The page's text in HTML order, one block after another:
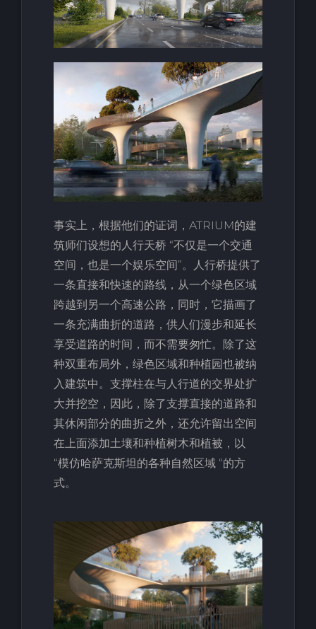
事实上，根据他们的证词，ATRIUM的建
筑师们设想的人行天桥 “不仅是一个交通
空间，也是一个娱乐空间”。人行桥提供了
一条直接和快速的路线，从一个绿色区域
跨越到另一个高速公路，同时，它描画了
一条充满曲折的道路，供人们漫步和延长
享受道路的时间，而不需要匆忙。除了这
种双重布局外，绿色区域和种植园也被纳
入建筑中。支撑柱在与人行道的交界处扩
大并挖空，因此，除了支撑直接的道路和
其休闲部分的曲折之外，还允许留出空间
在上面添加土壤和种植树木和植被，以
“模仿哈萨克斯坦的各种自然区域 “的方
式。